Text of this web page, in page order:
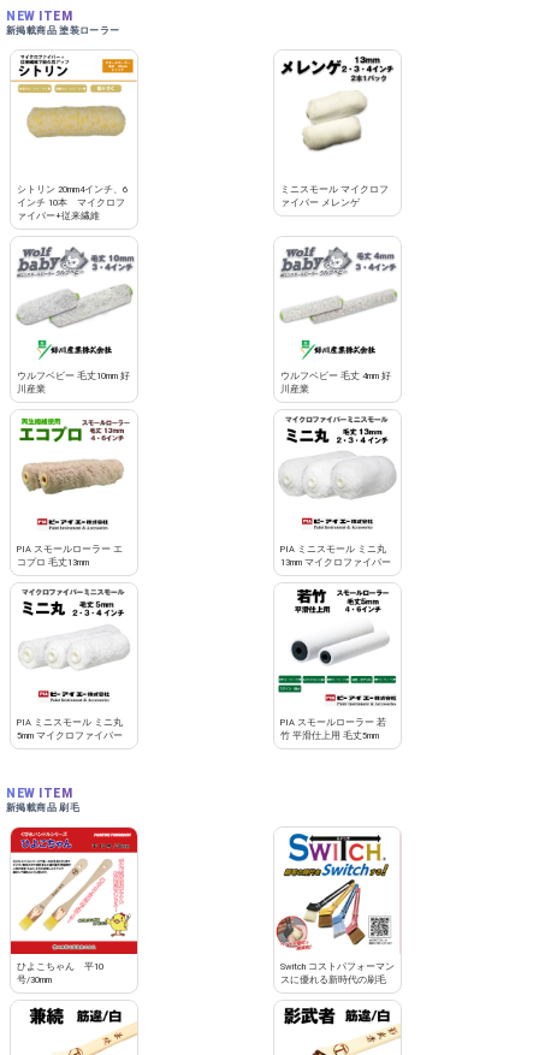
カートへ進む
NEW ITEM
新掲載商品 塗装ローラー
シトリン 20mm4インチ、6
インチ 10本 マイクロフ
ァイバー+従来繊維
ミニスモール マイクロフ
ァイバー メレンゲ
ウルフベビー 毛丈10mm 好
川産業
ウルフベビー 毛丈 4mm 好
川産業
PIA スモールローラー エ
コプロ 毛丈13mm
PIA ミニスモール ミニ丸
13mm マイクロファイバー
PIA ミニスモール ミニ丸
5mm マイクロファイバー
PIA スモールローラー 若
竹 平滑仕上用 毛丈5mm
NEW ITEM
新掲載商品 刷毛
ひよこちゃん 平10
号/30mm
Switch コストパフォーマン
スに優れる新時代の刷毛